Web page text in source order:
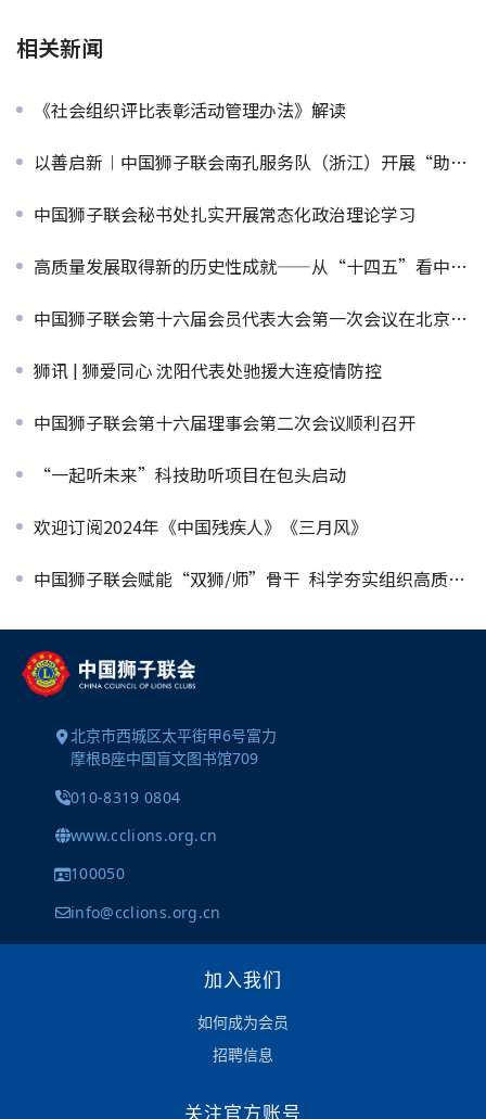
相关新闻
《社会组织评比表彰活动管理办法》解读
以善启新︱中国狮子联会南孔服务队（浙江）开展“助残暖冬”慰问活动
中国狮子联会秘书处扎实开展常态化政治理论学习
高质量发展取得新的历史性成就——从“十四五”看中国答卷
中国狮子联会第十六届会员代表大会第一次会议在北京召开
狮讯 | 狮爱同心 沈阳代表处驰援大连疫情防控
中国狮子联会第十六届理事会第二次会议顺利召开
“一起听未来”科技助听项目在包头启动
欢迎订阅2024年《中国残疾人》《三月风》
中国狮子联会赋能“双狮/师”骨干 科学夯实组织高质量发展人才基石
北京市西城区太平街甲6号富力
摩根B座中国盲文图书馆709
010-8319 0804
www.cclions.org.cn
100050
info@cclions.org.cn
加入我们
如何成为会员
招聘信息
关注官方账号